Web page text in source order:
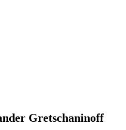
Gretschaninoff